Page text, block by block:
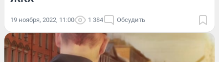
19 ноября, 2022, 11:00 1 384 Обсудить